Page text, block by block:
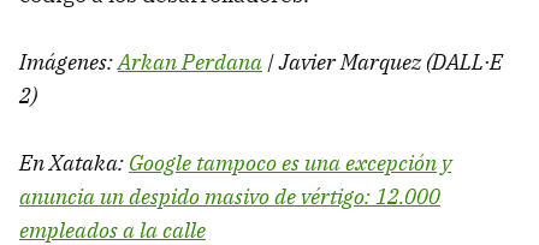
Imágenes:Arkan Perdana | Javier Marquez (DALL·E
2)
En Xataka: Google tampoco es una excepción y
anuncia un despido masivo de vértigo: 12.000
empleados a la calle